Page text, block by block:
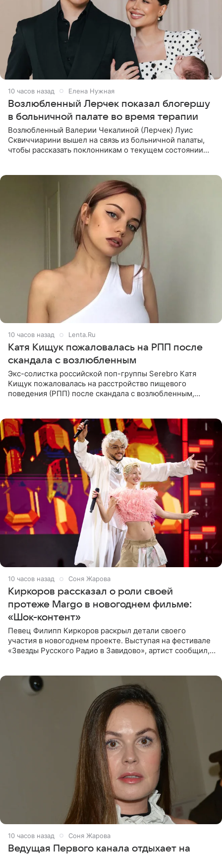
10 часов назад Елена Нужная
Возлюбленный Лерчек показал блогершу
в больничной палате во время терапии
Возлюбленный Валерии Чекалиной (Лерчек) Луис
Сквиччиарини вышел на связь из больничной палаты,
чтобы рассказать поклонникам о текущем состоянии
10 часов назад Lenta.Ru
Катя Кищук пожаловалась на РПП после
скандала с возлюбленным
Экс-солистка российской поп-группы Serebro Катя
Кищук пожаловалась на расстройство пищевого
поведения (РПП) после скандала с возлюбленным,
10 часов назад Соня Жарова
Киркоров рассказал о роли своей
протеже Margo в новогоднем фильме:
«Шок-контент»
Певец Филипп Киркоров раскрыл детали своего
участия в новогоднем проекте. Выступая на фестивале
«Звезды Русского Радио в Завидово», артист сообщил,
10 часов назад Соня Жарова
Ведущая Первого канала отдыхает на